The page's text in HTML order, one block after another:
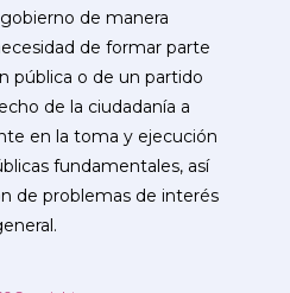
de manera
de formar parte
pública o de un partido
de la ciudadanía a
en la toma y ejecución
fundamentales, así
de problemas de interés